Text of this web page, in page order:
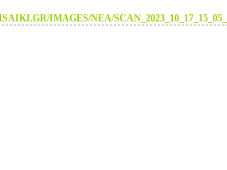
IMAGES/NEA/